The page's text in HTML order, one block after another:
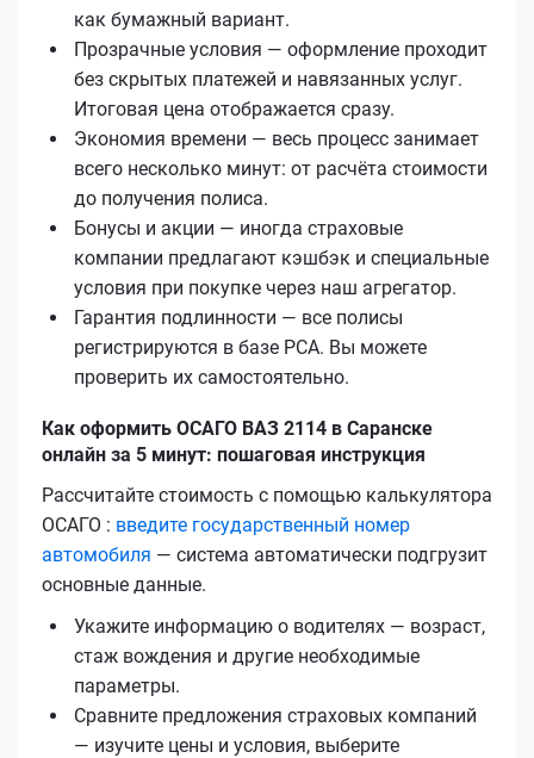
как бумажный вариант.
Прозрачные условия — оформление проходит
без скрытых платежей и навязанных услуг.
Итоговая цена отображается сразу.
Экономия времени — весь процесс занимает
всего несколько минут: от расчёта стоимости
до получения полиса.
Бонусы и акции — иногда страховые
компании предлагают кэшбэк и специальные
условия при покупке через наш агрегатор.
Гарантия подлинности — все полисы
регистрируются в базе РСА. Вы можете
проверить их самостоятельно.
Как оформить ОСАГО ВАЗ 2114 в Саранске
онлайн за 5 минут: пошаговая инструкция
Рассчитайте стоимость с помощью калькулятора
ОСАГО : введите государственный номер
автомобиля — система автоматически подгрузит
основные данные.
Укажите информацию о водителях — возраст,
стаж вождения и другие необходимые
параметры.
Сравните предложения страховых компаний
— изучите цены и условия, выберите